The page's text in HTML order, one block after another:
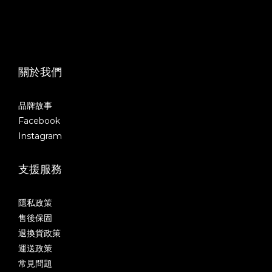
關於我們
品牌故事
Facebook
Instagram
支援服務
隱私政策
售後保固
退換貨政策
運送政策
常見問題